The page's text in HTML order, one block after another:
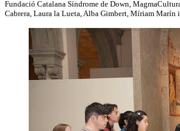
Fundació Catalana Síndrome de Down,
Cabrera, Laura la Lueta, Alba Gimbert, Míriam Marín